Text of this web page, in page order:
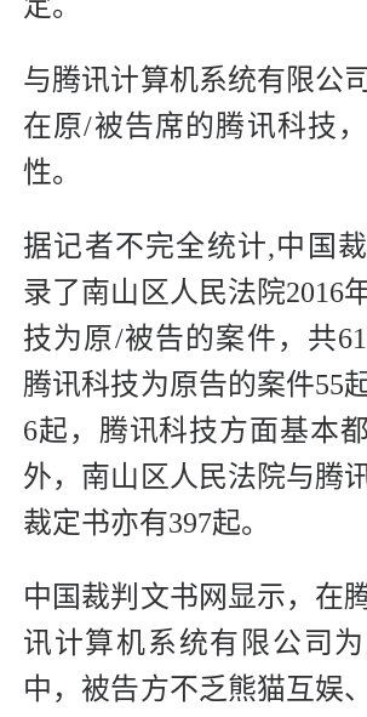
与腾讯计算机系统有限公
在原/被告席的腾讯科技
性。
据记者不完全统计,中国
录了南山区人民法院2016
技为原/被告的案件，共61
腾讯科技为原告的案件55
6起，腾讯科技方面基本
外，南山区人民法院与腾
裁定书亦有397起。
中国裁判文书网显示，在
讯计算机系统有限公司
中，被告方不乏熊猫互娱